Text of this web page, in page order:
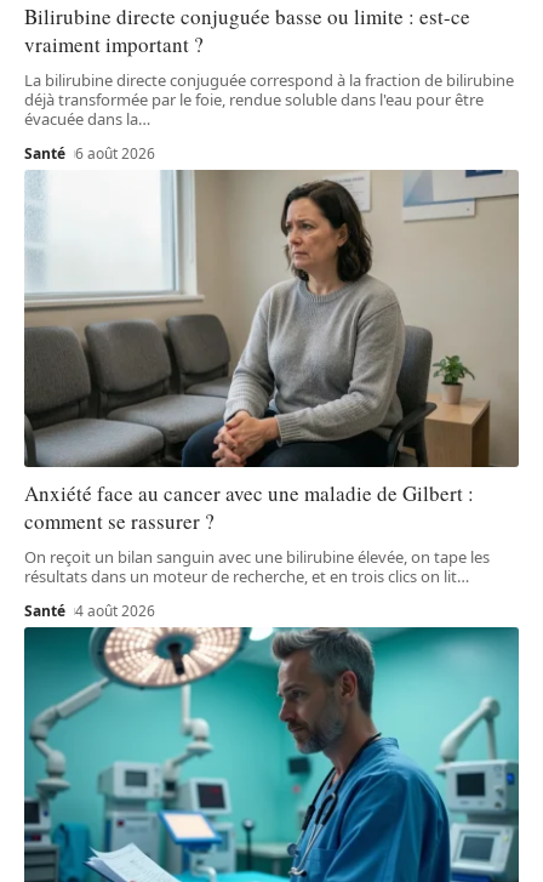
Bilirubine directe conjuguée basse ou limite : est-ce
vraiment important ?
La bilirubine directe conjuguée correspond à la fraction de bilirubine
déjà transformée par le foie, rendue soluble dans l'eau pour être
évacuée dans la…
Santé 6 août 2026
Anxiété face au cancer avec une maladie de Gilbert :
comment se rassurer ?
On reçoit un bilan sanguin avec une bilirubine élevée, on tape les
résultats dans un moteur de recherche, et en trois clics on lit…
Santé 4 août 2026